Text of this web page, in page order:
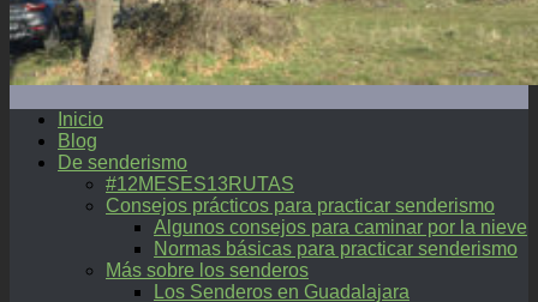
Inicio
Blog
De senderismo
#12MESES13RUTAS
Consejos prácticos para practicar senderismo
Algunos consejos para caminar por la nieve
Normas básicas para practicar senderismo
Más sobre los senderos
Los Senderos en Guadalajara